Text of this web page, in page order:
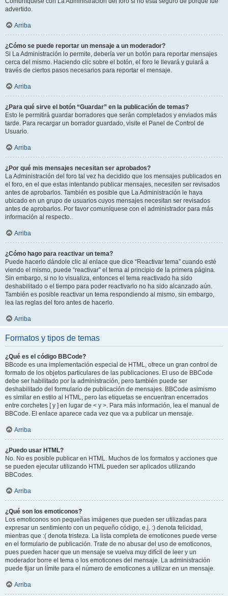
advertido.
Arriba
¿Cómo se puede reportar un mensaje a un moderador?
Si La Administración lo permite, debería ver un botón para reportar mensajes
cerca del mismo. Haciendo clic sobre el botón, el foro le llevará y guiará a
través de ciertos pasos necesarios para reportar el mensaje.
Arriba
¿Para qué sirve el botón “Guardar” en la publicación de temas?
Esto le permitirá guardar borradores que serán completados y enviados más
tarde. Para recargar un borrador guardado, visite el Panel de Control de
Usuario.
Arriba
¿Por qué mis mensajes necesitan ser aprobados?
La Administración del foro tal vez ha decidido que los mensajes publicados en
el foro, en el que estas intentando publicar mensajes, necesiten ser revisados
antes de aprobarlos. También es posible que La Administración le haya
ubicado en un grupo de usuarios cuyos mensajes necesitan ser revisados
antes de aprobarlos. Por favor comuníquese con el administrador para más
información al respecto.
Arriba
¿Cómo hago para reactivar un tema?
Puede hacerlo dándole clic al enlace que dice “Reactivar tema” cuando esté
viendo el mismo, puede “reactivar” el tema al principio de la primera página.
Sin embargo, si no lo visualiza, entonces el tema reactivado ha sido
deshabilitado o el tiempo para poder reactivarlo no ha sido alcanzado aún.
También es posible reactivar un tema respondiendo al mismo, sin embargo,
lea las reglas del foro antes de hacerlo.
Arriba
Formatos y tipos de temas
¿Qué es el código BBCode?
BBcode es una implementación especial de HTML, ofrece un gran control de
formato de los objetos particulares de las publicaciones. El uso de BBCode
debe ser habilitado por la administración, pero también puede ser
deshabilitado del formulario de publicación de mensajes. BBCode asimismo
es similar en estilo al HTML, pero las etiquetas se encuentran encerrados
entre corchetes [ y ] en lugar de < y >. Para más información, lea el manual de
BBCode. El enlace aparece cada vez que va a publicar un mensaje.
Arriba
¿Puedo usar HTML?
No. No es posible publicar en HTML. Muchos de los formatos y acciones que
se pueden ejecutar utilizando HTML pueden ser aplicados utilizando
BBCodes.
Arriba
¿Qué son los emoticonos?
Los emoticonos son pequeñas imágenes que pueden ser utilizadas para
expresar un sentimiento con un pequeño código, e.j. :) denota felicidad,
mientras que :( denota tristeza. La lista completa de emoticones puede verse
en el formulario de publicación. Trate de no abusar del uso de emoticonos,
pues pueden hacer que un mensaje se vuelva muy difícil de leer y un
moderador borre el tema o los emoticones del mensaje. La administración
puede fijar un límite para el número de emoticones a utilizar en un mensaje.
Arriba